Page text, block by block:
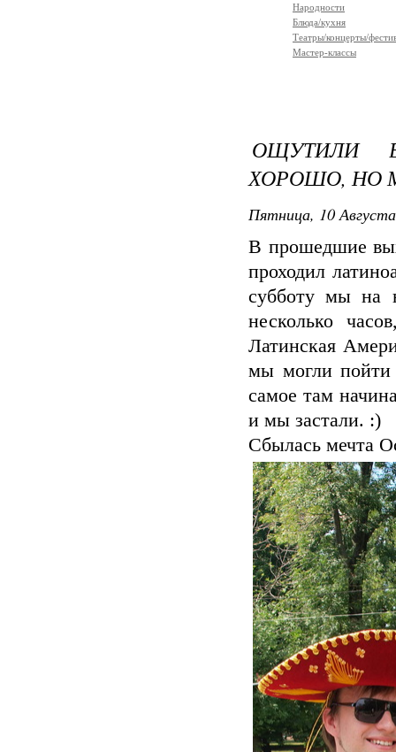
Народности
Блюда/кухня
Театры/концерты/
Мастер-классы
ОЩУТИЛИ
ХОРОШО, НО
Пятница, 10
В прошедшие
проходил
субботу мы на
несколько
Латинская
мы могли пойти
самое там
и мы застали. :)
Сбылась мечта